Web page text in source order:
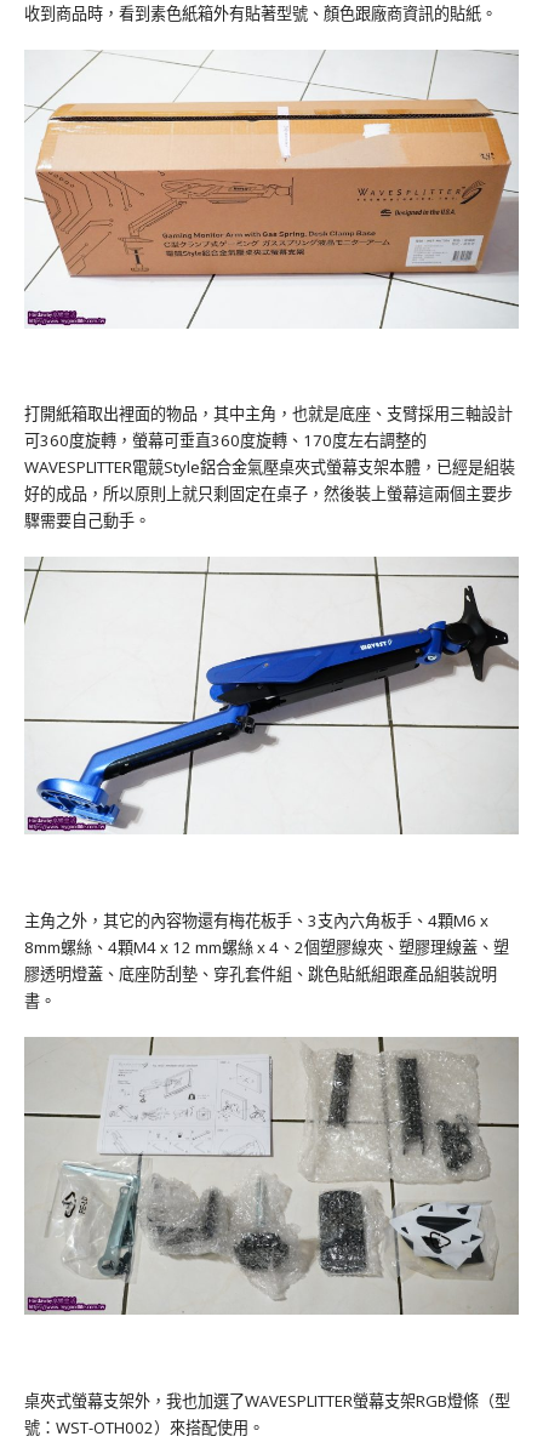
收到商品時，看到素色紙箱外有貼著型號、顏色跟廠商資訊的貼紙。
打開紙箱取出裡面的物品，其中主角，也就是底座、支臂採用三軸設計
可360度旋轉，螢幕可垂直360度旋轉、170度左右調整的
WAVESPLITTER電競Style鋁合金氣壓桌夾式螢幕支架本體，已經是組裝
好的成品，所以原則上就只剩固定在桌子，然後裝上螢幕這兩個主要步
驟需要自己動手。
主角之外，其它的內容物還有梅花板手、3支內六角板手、4顆M6 x
8mm螺絲、4顆M4 x 12 mm螺絲 x 4、2個塑膠線夾、塑膠理線蓋、塑
膠透明燈蓋、底座防刮墊、穿孔套件組、跳色貼紙組跟產品組裝說明
書。
桌夾式螢幕支架外，我也加選了WAVESPLITTER螢幕支架RGB燈條（型
號：WST-OTH002）來搭配使用。